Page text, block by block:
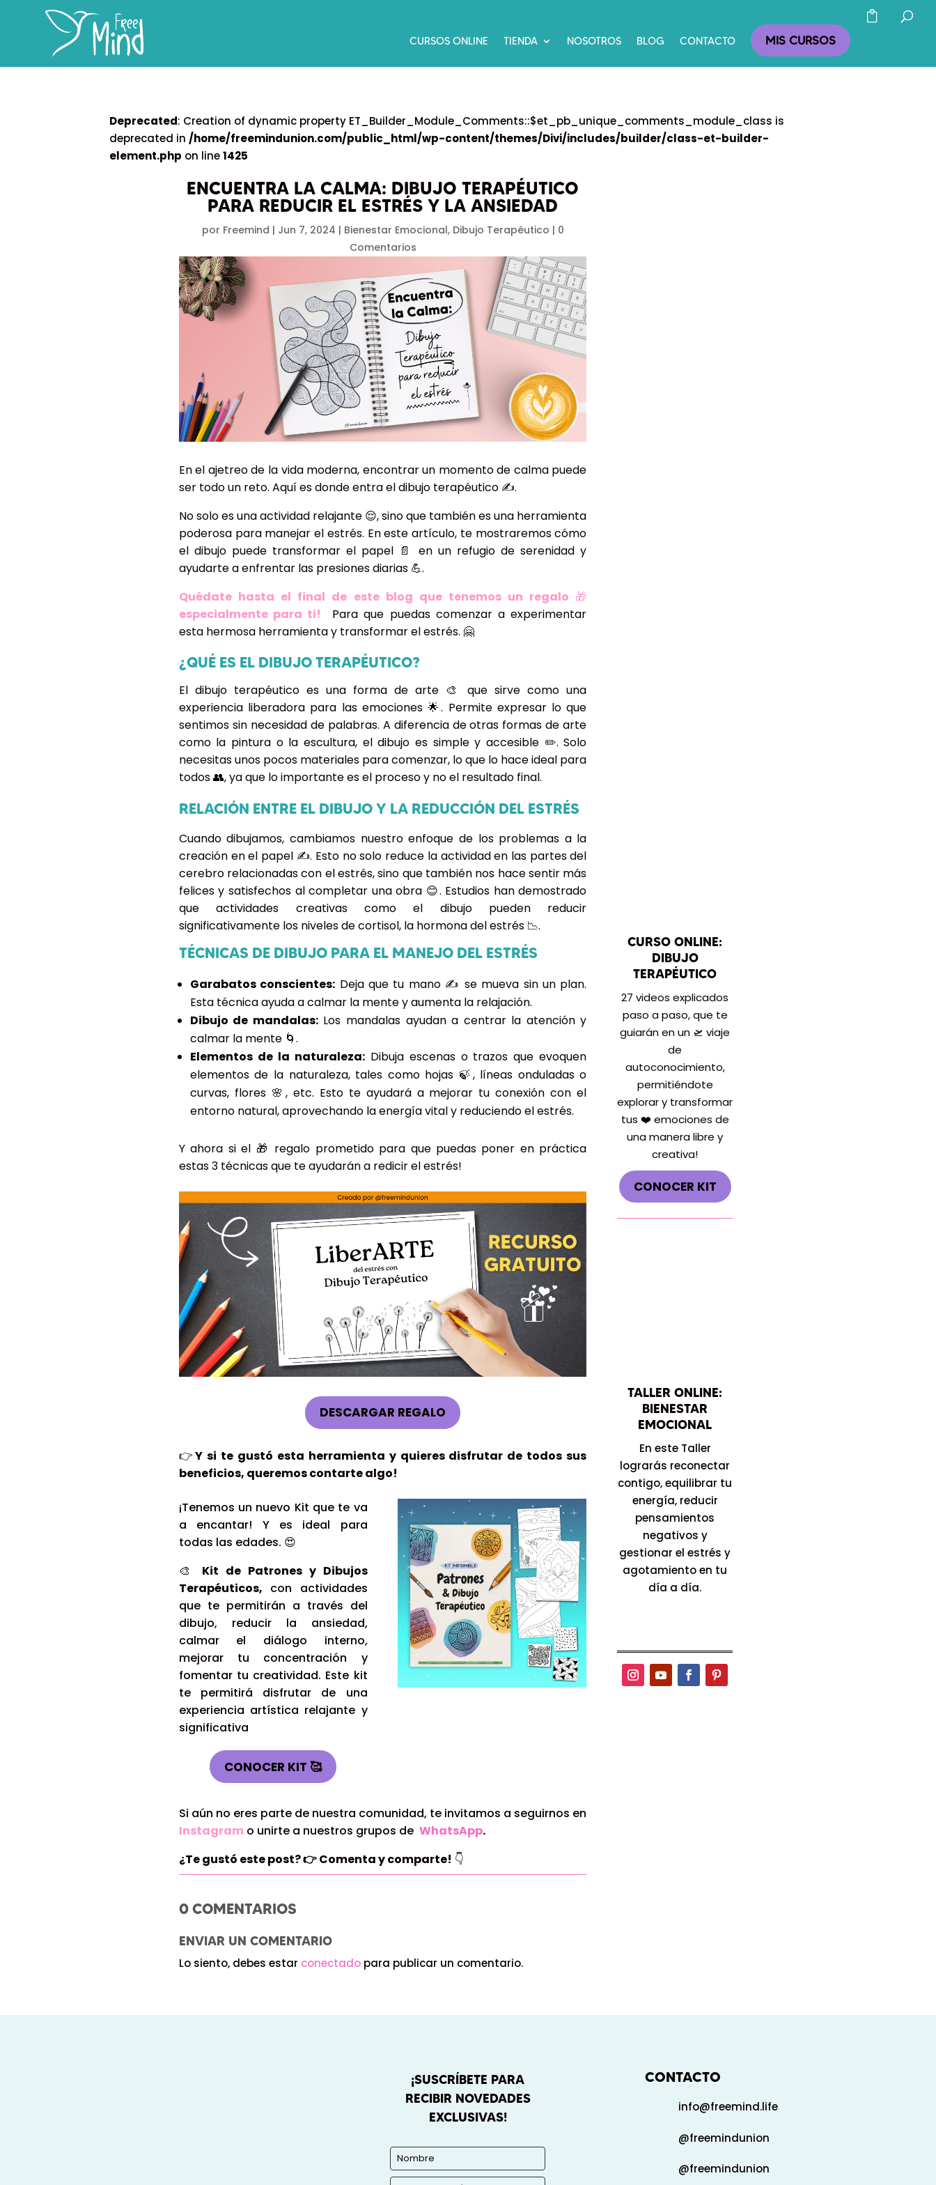
CURSOS ONLINE TIENDA NOSOTROS BLOG CONTACTO MIS CURSOS
Deprecated: Creation of dynamic property ET_Builder_Module_Comments::$et_pb_unique_comments_module_class is
deprecated in /home/freemindunion.com/public_html/wp-content/themes/Divi/includes/builder/class-et-builder-
element.php on line1425
ENCUENTRA LA CALMA: DIBUJO TERAPÉUTICO
PARA REDUCIR EL ESTRÉS Y LA ANSIEDAD
por Freemind | Jun 7, 2024 | Bienestar Emocional, Dibujo Terapéutico | 0
Comentarios
En el ajetreo de la vida moderna, encontrar un momento de calma puede
ser todo un reto. Aquí es donde entra el dibujo terapéutico ✍️.
No solo es una actividad relajante 😌, sino que también es una herramienta
poderosa para manejar el estrés. En este artículo, te mostraremos cómo
el dibujo puede transformar el papel 📄 en un refugio de serenidad y
ayudarte a enfrentar las presiones diarias 💪.
Quédate hasta el final de este blog que tenemos un regalo 🎁
especialmente para ti!
Para que puedas comenzar a experimentar
esta hermosa herramienta y transformar el estrés. 🤗
¿QUÉ ES EL DIBUJO TERAPÉUTICO?
El dibujo terapéutico es una forma de arte 🎨 que sirve como una
experiencia liberadora para las emociones 🌟. Permite expresar lo que
sentimos sin necesidad de palabras. A diferencia de otras formas de arte
como la pintura o la escultura, el dibujo es simple y accesible ✏️. Solo
necesitas unos pocos materiales para comenzar, lo que lo hace ideal para
todos 👥, ya que lo importante es el proceso y no el resultado final.
RELACIÓN ENTRE EL DIBUJO Y LA REDUCCIÓN DEL ESTRÉS
Cuando dibujamos, cambiamos nuestro enfoque de los problemas a la
creación en el papel ✍️. Esto no solo reduce la actividad en las partes del
cerebro relacionadas con el estrés, sino que también nos hace sentir más
felices y satisfechos al completar una obra 😊. Estudios han demostrado
que actividades creativas como el dibujo pueden reducir
significativamente los niveles de cortisol, la hormona del estrés 📉.
TÉCNICAS DE DIBUJO PARA EL MANEJO DEL ESTRÉS
Garabatos conscientes: Deja que tu mano ✍️ se mueva sin un plan.
Esta técnica ayuda a calmar la mente y aumenta la relajación.
Dibujo de mandalas:Los mandalas ayudan a centrar la atención y
calmar la mente 🌀.
Elementos de la naturaleza:Dibuja escenas o trazos que evoquen
elementos de la naturaleza, tales como hojas 🍃, líneas onduladas o
curvas, flores 🌸, etc. Esto te ayudará a mejorar tu conexión con el
entorno natural, aprovechando la energía vital y reduciendo el estrés.
Y ahora si el 🎁 regalo prometido para que puedas poner en práctica
estas 3 técnicas que te ayudarán a redicir el estrés!
DESCARGAR REGALO
👉Y si te gustó esta herramienta y quieres disfrutar de todos sus
beneficios, queremos contarte algo!
¡Tenemos un nuevo Kit que te va
a encantar! Y es ideal para
todas las edades. 😍
🎨 Kit de Patrones y Dibujos
Terapéuticos, con actividades
que te permitirán a través del
dibujo, reducir la ansiedad,
calmar el diálogo interno,
mejorar tu concentración y
fomentar tu creatividad. Este kit
te permitirá disfrutar de una
experiencia artística relajante y
significativa
CONOCER KIT 🥰
Si aún no eres parte de nuestra comunidad, te invitamos a seguirnos en
Instagram o unirte a nuestros grupos de WhatsApp.
¿Te gustó este post?👉Comenta y comparte! 👇
0 COMENTARIOS
ENVIAR UN COMENTARIO
Lo siento, debes estar conectadopara publicar un comentario.
CURSO ONLINE:
DIBUJO
TERAPÉUTICO
27 videos explicados
paso a paso, que te
guiarán en un 🛫 viaje
de
autoconocimiento,
permitiéndote
explorar y transformar
tus ❤️ emociones de
una manera libre y
creativa!
CONOCER KIT
TALLER ONLINE:
BIENESTAR
EMOCIONAL
En este Taller
lograrás reconectar
contigo, equilibrar tu
energía, reducir
pensamientos
negativos y
gestionar el estrés y
agotamientoen tu
día a día.
¡SUSCRÍBETE PARA
RECIBIR NOVEDADES
EXCLUSIVAS!
CONTACTO
info@freemind.life
@freemindunion
@freemindunion